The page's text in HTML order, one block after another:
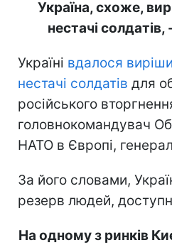
Україна, схоже,
нестачі
Україні вдалося
нестачі солдатів для
російського
головнокомандувач
НАТО в Європі,
За його словами,
резерв людей,
На одному з ринків